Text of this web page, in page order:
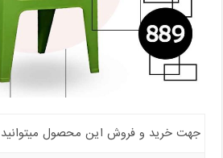
جهت خرید و فروش این محصول میتوانید